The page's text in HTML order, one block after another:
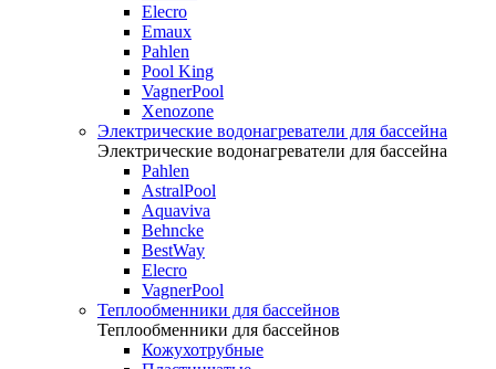
Elecro
Emaux
Pahlen
Pool King
VagnerPool
Xenozone
Электрические водонагреватели для бассейна
Электрические водонагреватели для бассейна
Pahlen
AstralPool
Aquaviva
Behncke
BestWay
Elecro
VagnerPool
Теплообменники для бассейнов
Теплообменники для бассейнов
Кожухотрубные